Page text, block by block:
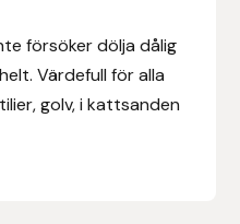
försöker dölja dålig
Värdefull för alla
golv, i kattsanden